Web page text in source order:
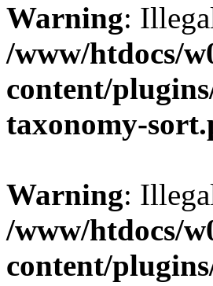
Warning:
/www/htdocs/
content/
taxonomy-
Warning:
/www/htdocs/
content/